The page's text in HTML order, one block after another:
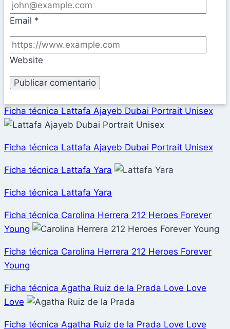
Email *
Website
Ficha técnica Lattafa Ajayeb Dubai Portrait Unisex
Ficha técnica Lattafa Ajayeb Dubai Portrait Unisex
Ficha técnica Lattafa Yara
Ficha técnica Lattafa Yara
Ficha técnica Carolina Herrera 212 Heroes Forever
Young
Ficha técnica Carolina Herrera 212 Heroes Forever
Young
Ficha técnica Agatha Ruiz de la Prada Love Love
Love
Ficha técnica Agatha Ruiz de la Prada Love Love